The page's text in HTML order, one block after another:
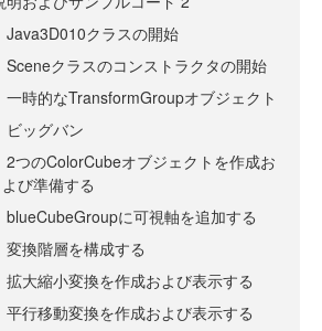
Java3D010クラスの開始
Sceneクラスのコンストラクタの開始
一時的なTransformGroupオブジェクト
ビッグバン
2つのColorCubeオブジェクトを作成お
よび準備する
blueCubeGroupに可視軸を追加する
変換階層を構成する
拡大縮小変換を作成および表示する
平行移動変換を作成および表示する